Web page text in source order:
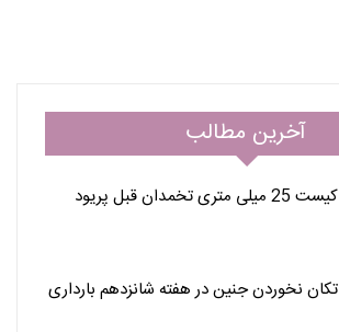
آخرین مطالب
کیست 25 میلی متری تخمدان قبل پریود
تکان نخوردن جنین در هفته شانزدهم بارداری